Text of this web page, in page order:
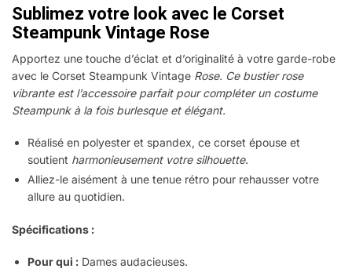
Sublimez votre look avec le Corset
Steampunk Vintage Rose
Apportez une touche d’éclat et d’originalité à votre garde-robe
avec le Corset Steampunk Vintage Rose. Ce bustier rose
vibrante est l’accessoire parfait pour compléter un costume
Steampunk à la fois burlesque et élégant.
Réalisé en polyester et spandex, ce corset épouse et
soutient harmonieusement votre silhouette.
Alliez-le aisément à une tenue rétro pour rehausser votre
allure au quotidien.
Spécifications :
Pour qui : Dames audacieuses.